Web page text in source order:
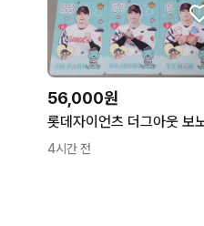
56,000원
4시간 전